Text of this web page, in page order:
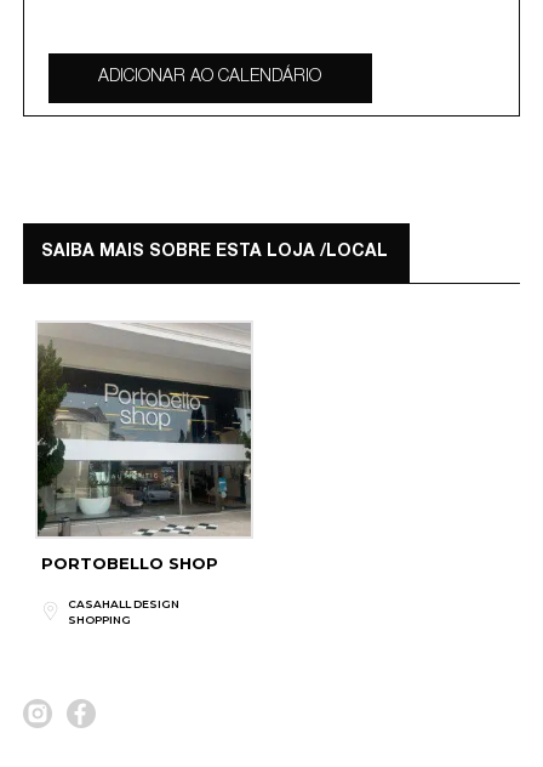
ADICIONAR AO CALENDÁRIO
SAIBA MAIS SOBRE ESTA LOJA /LOCAL
PORTOBELLO SHOP
CASAHALL DESIGN
SHOPPING